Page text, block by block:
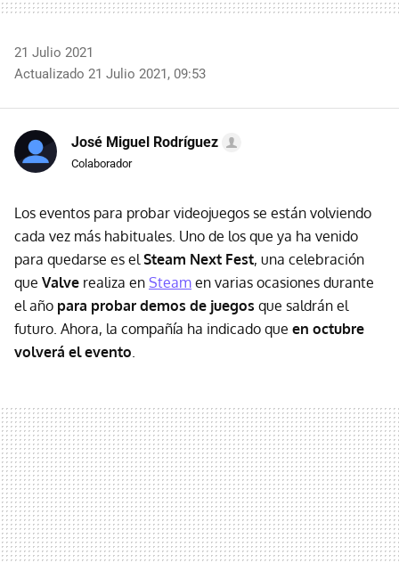
21 Julio 2021
Actualizado 21 Julio 2021, 09:53
José Miguel Rodríguez
Colaborador
Los eventos para probar videojuegos se están volviendo
cada vez más habituales. Uno de los que ya ha venido
para quedarse es el Steam Next Fest, una celebración
que Valve realiza en Steam en varias ocasiones durante
el año para probar demos de juegos que saldrán el
futuro. Ahora, la compañía ha indicado que en octubre
volverá el evento